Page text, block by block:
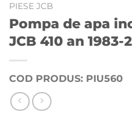
PIESE JCB
Pompa de apa
JCB 410 an 1983-
COD PRODUS: PIU560